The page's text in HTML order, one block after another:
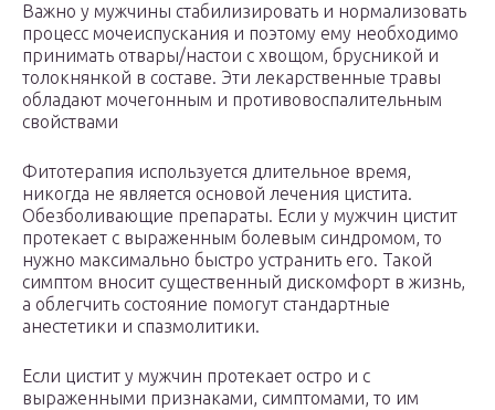
Важно у мужчины стабилизировать и нормализовать
процесс мочеиспускания и поэтому ему необходимо
принимать отвары/настои с хвощом, брусникой и
толокнянкой в составе. Эти лекарственные травы
обладают мочегонным и противовоспалительным
свойствами
Фитотерапия используется длительное время,
никогда не является основой лечения цистита.
Обезболивающие препараты. Если у мужчин цистит
протекает с выраженным болевым синдромом, то
нужно максимально быстро устранить его. Такой
симптом вносит существенный дискомфорт в жизнь,
а облегчить состояние помогут стандартные
анестетики и спазмолитики.
Если цистит у мужчин протекает остро и с
выраженными признаками, симптомами, то им